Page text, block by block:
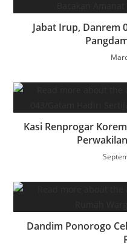
Jabat Irup, Danrem
Kasi Renprogar
Dandim Ponorogo